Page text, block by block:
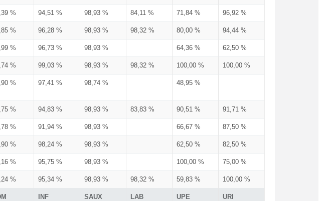
INF SAUX LAB UPE URI
% 94,51 % 98,93 % 84,11 % 71,84 % 96,92 %
% 96,28 % 98,93 % 98,32 % 80,00 % 94,44 %
% 96,73 % 98,93 % 64,36 % 62,50 %
% 99,03 % 98,93 % 98,32 % 100,00 % 100,00 %
% 97,41 % 98,74 % 48,95 %
% 94,83 % 98,93 % 83,83 % 90,51 % 91,71 %
% 91,94 % 98,93 % 66,67 % 87,50 %
% 98,24 % 98,93 % 62,50 % 82,50 %
% 95,75 % 98,93 % 100,00 % 75,00 %
% 95,34 % 98,93 % 98,32 % 59,83 % 100,00 %